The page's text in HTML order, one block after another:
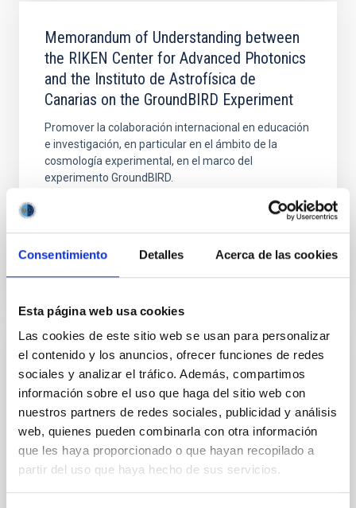
Consentimiento Detalles Acerca de las cookies
Esta página web usa cookies
Las cookies de este sitio web se usan para personalizar
el contenido y los anuncios, ofrecer funciones de redes
sociales y analizar el tráfico. Además, compartimos
información sobre el uso que haga del sitio web con
nuestros partners de redes sociales, publicidad y análisis
web, quienes pueden combinarla con otra información
que les haya proporcionado o que hayan recopilado a
partir del uso que haya hecho de sus servicios.
Memorandum of Understanding between
the RIKEN Center for Advanced Photonics
and the Instituto de Astrofísica de
Canarias on the GroundBIRD Experiment
Promover la colaboración internacional en educación
e investigación, en particular en el ámbito de la
cosmología experimental, en el marco del
experimento GroundBIRD.
In force
Adenda de prórroga del Convenio entre el
Centro de Astrobiología de los Institutos
Nacionales de Ciencias Naturales de
Japón y el Instituto de Astrofísica de
Canarias para el uso de MuSCAT2 en el
Telescopio Carlos Sánchez
Establecer la prórroga del Convenio entre el Centro